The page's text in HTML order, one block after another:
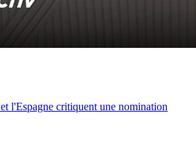
l'Espagne critiquent une nomination